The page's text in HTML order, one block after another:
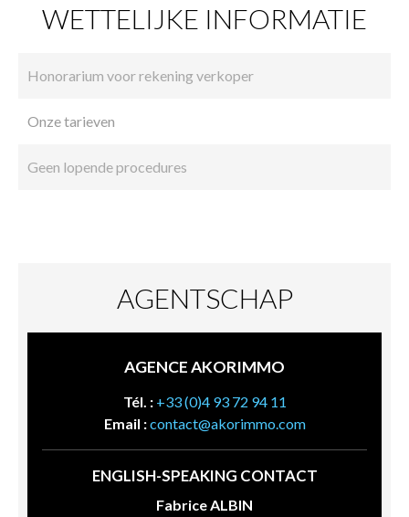
WETTELIJKE INFORMATIE
Honorarium voor rekening verkoper
Onze tarieven
Geen lopende procedures
AGENTSCHAP
AGENCE AKORIMMO
Tél. : +33 (0)4 93 72 94 11
Email :contact@akorimmo.com
ENGLISH-SPEAKING CONTACT
Fabrice ALBIN